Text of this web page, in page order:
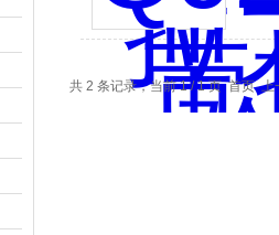
共 2 条记录，当前 1 / 1 页 首页